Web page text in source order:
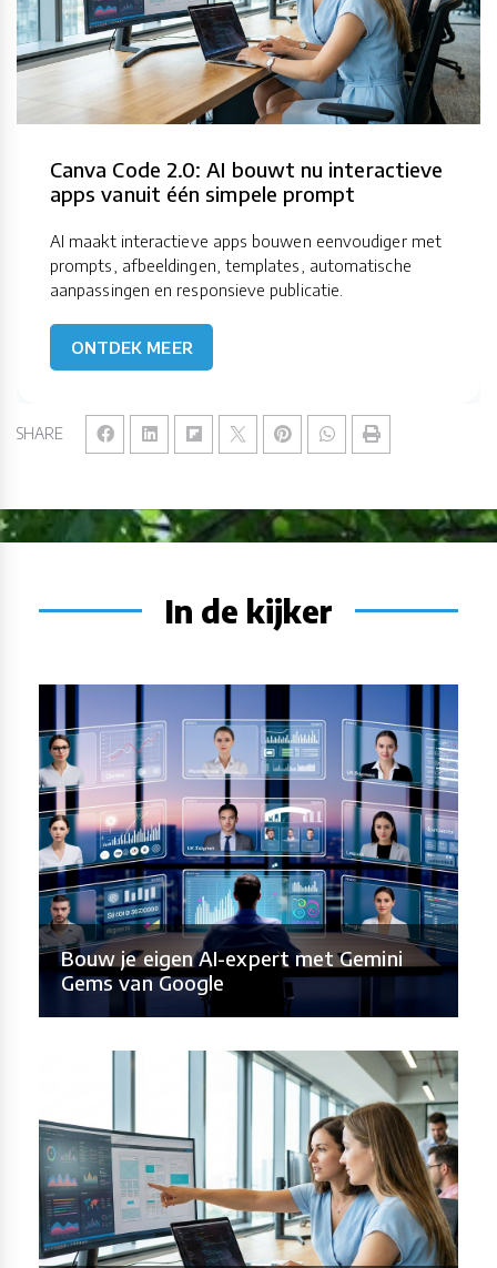
SHARE
Canva Code 2.0: AI bouwt nu interactieve
apps vanuit één simpele prompt
AI maakt interactieve apps bouwen eenvoudiger met
prompts, afbeeldingen, templates, automatische
aanpassingen en responsieve publicatie.
ONTDEK MEER
In de kijker
Bouw je eigen AI-expert met Gemini
Gems van Google